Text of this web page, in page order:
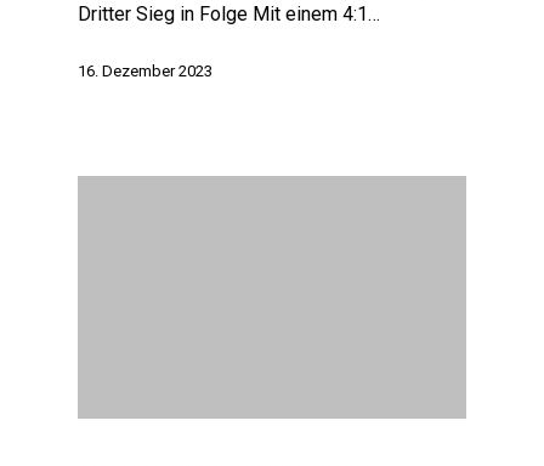
Dritter Sieg in Folge Mit einem 4:1…
16. Dezember 2023